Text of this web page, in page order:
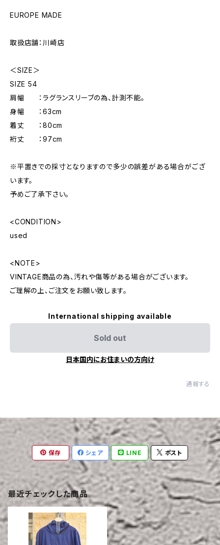
EUROPE MADE
取扱店舗：川崎店
＜SIZE＞
SIZE 54
肩幅 ：ラグランスリーブの為、計測不能。
身幅 ：63cm
着丈 ：80cm
裄丈 ：97cm
※平置きでの採寸となりますので多少の誤差がある場合がござ
います。
予めご了承下さい。
<CONDITION>
used
<NOTE>
VINTAGE商品の為、汚れや傷等がある場合がございます。
ご理解の上、ご注文をお願い致します。
International shipping available
Sold out
日本国内にお住まいの方向け
通報する
保存 シェア LINE ポスト
最近チェックした商品